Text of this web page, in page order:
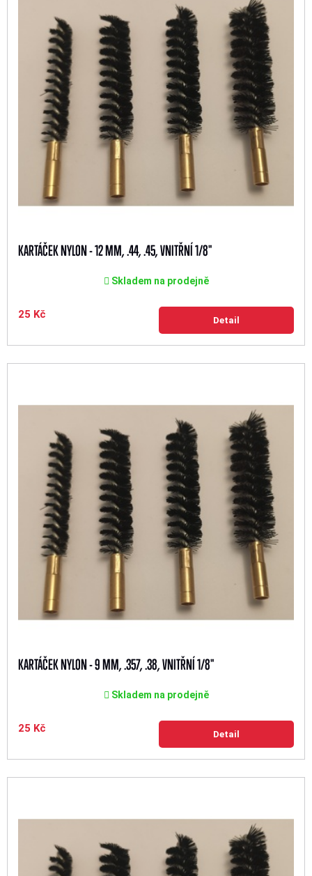
KARTÁČEK NYLON - 12 MM, .44, .45, VNITŘNÍ 1/8"
Skladem na prodejně
25 Kč Detail
KARTÁČEK NYLON - 9 MM, .357, .38, VNITŘNÍ 1/8"
Skladem na prodejně
25 Kč Detail